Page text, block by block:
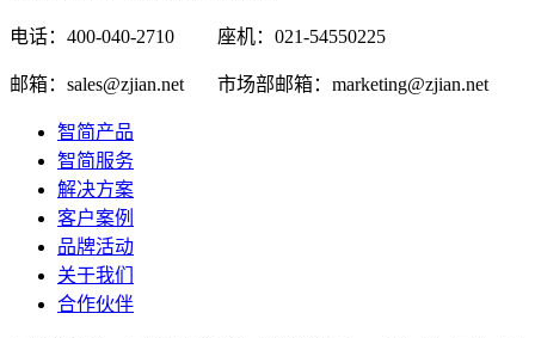
电话：400-040-2710 座机：021-54550225
邮箱：sales@zjian.net 市场部邮箱：marketing@zjian.net
智简产品
智简服务
解决方案
客户案例
品牌活动
关于我们
合作伙伴